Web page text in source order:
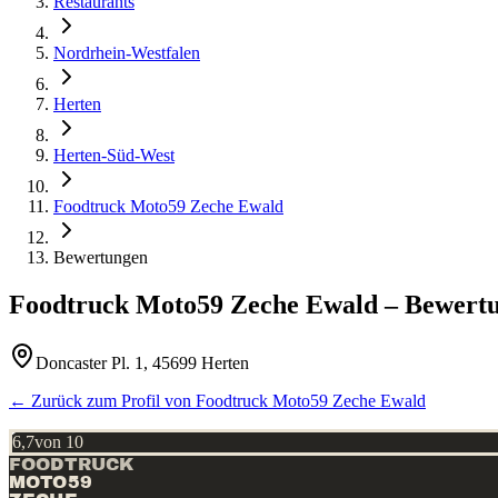
Nordrhein-Westfalen
Herten
Herten-Süd-West
Foodtruck Moto59 Zeche Ewald
Bewertungen
Foodtruck Moto59 Zeche Ewald –
Doncaster Pl. 1, 45699 Herten
← Zurück zum Profil von Foodtruck Moto59 Zeche Ewald
6,7von 10
FOODTRUCK
MOTO59